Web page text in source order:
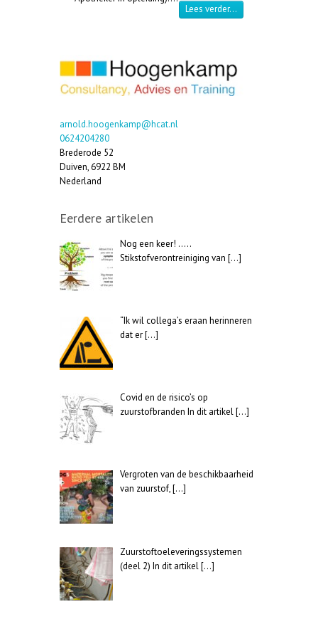
Lees verder…
arnold.hoogenkamp@hcat.nl
0624204280
Brederode 52
Duiven,6922 BM
Nederland
Eerdere artikelen
Nog een keer! …..
Stikstofverontreiniging van […]
“Ik wil collega’s eraan herinneren
dat er[…]
Covid en de risico’s op
zuurstofbranden In dit artikel[…]
Vergroten van de beschikbaarheid
van zuurstof,[…]
Zuurstoftoeleveringssystemen
(deel 2) In dit artikel[…]